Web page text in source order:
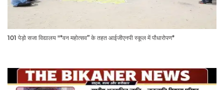
101 पेड़ो सजा विद्यालय "*वन महोत्सव” के तहत आईजीएनपी स्कूल में पौधारोपण*